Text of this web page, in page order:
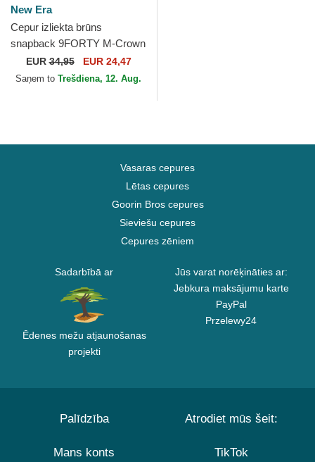
New Era
Cepur izliekta brūns
snapback 9FORTY M-Crown
A Frame Motorsport no
NASCAR no New Era
EUR34,95 EUR 24,47
Saņem to Trešdiena, 12. Aug.
Vasaras cepures
Lētas cepures
Goorin Bros cepures
Sieviešu cepures
Cepures zēniem
Sadarbībā ar
Ēdenes mežu atjaunošanas
projekti
Jūs varat norēķināties ar:
Jebkura maksājumu karte
PayPal
Przelewy24
Palīdzība
Mans konts
Atrodiet mūs šeit:
TikTok